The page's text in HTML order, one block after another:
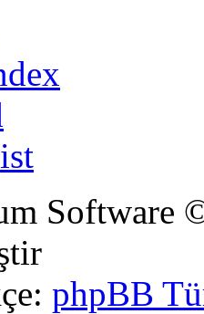
Software
phpBB